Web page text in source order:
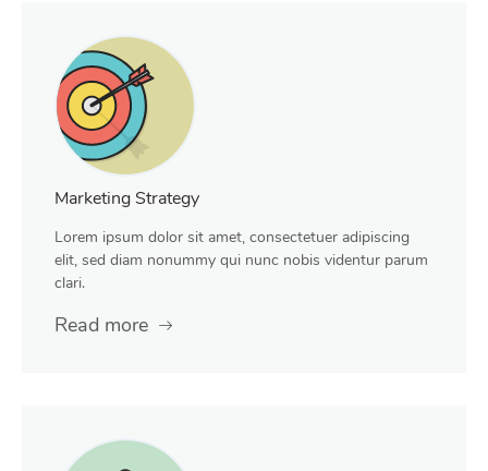
Marketing Strategy
Lorem ipsum dolor sit amet, consectetuer adipiscing
elit, sed diam nonummy qui nunc nobis videntur parum
clari.
Read more